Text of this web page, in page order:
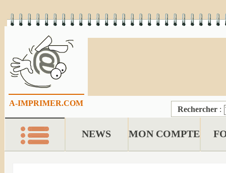
A-IMPRIMER.COM
Rechercher :
NEWS MON COMPTE